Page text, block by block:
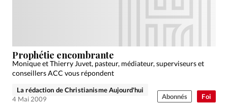
Foi
Prophétie encombrante
Monique et Thierry Juvet, pasteur, médiateur, superviseurs et
conseillers ACC vous répondent
La rédaction de Christianisme Aujourd'hui
4 Mai 2009
Abonnés